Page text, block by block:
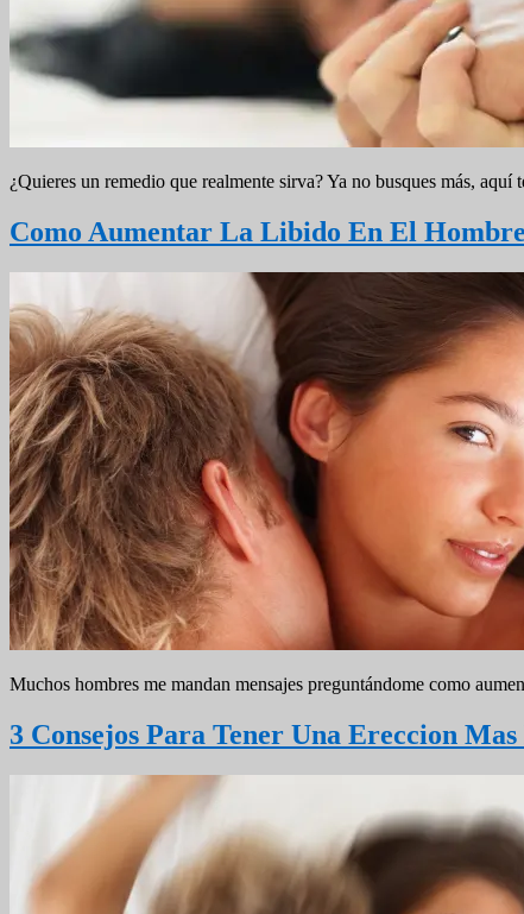
¿Quieres un remedio que realmente sirva? Ya no busques más,
Como Aumentar La Libido En El
Muchos hombres me mandan mensajes preguntándome como
3 Consejos Para Tener Una Ereccion